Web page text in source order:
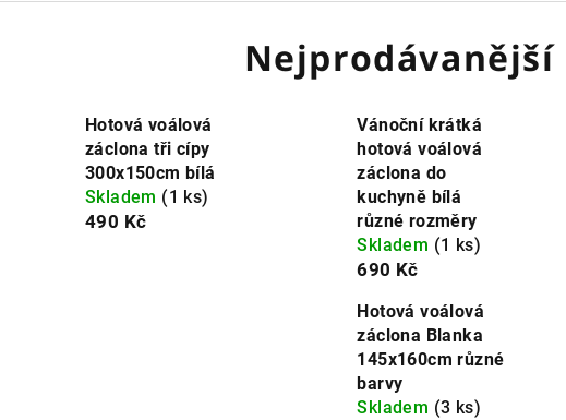
Nejprodávanější
Hotová voálová
záclona tři cípy
300x150cm bílá
Skladem (1 ks)
490 Kč
Vánoční krátká
hotová voálová
záclona do
kuchyně bílá
různé rozměry
Skladem (1 ks)
690 Kč
Hotová voálová
záclona Blanka
145x160cm různé
barvy
Skladem (3 ks)